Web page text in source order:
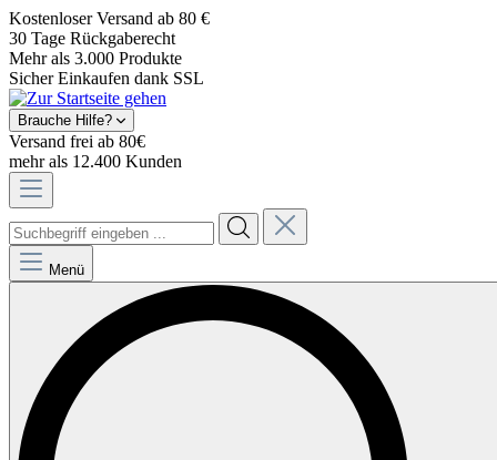
Kostenloser Versand ab 80 €
30 Tage Rückgaberecht
Mehr als 3.000 Produkte
Sicher Einkaufen dank SSL
Brauche Hilfe?
Versand frei ab 80€
mehr als 12.400 Kunden
Menü